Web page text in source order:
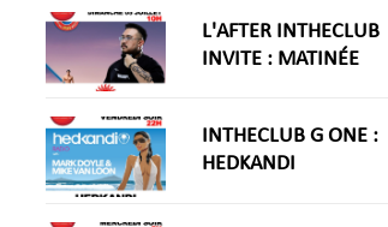
L'AFTER INTHECLUB
INVITE : MATINÉE
INTHECLUB G ONE :
HEDKANDI